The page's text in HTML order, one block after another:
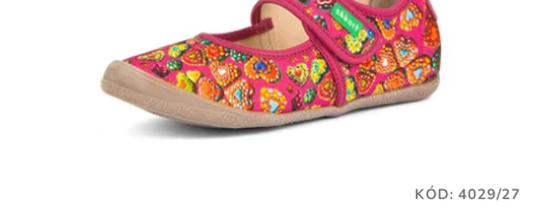
KÓD:4029/27